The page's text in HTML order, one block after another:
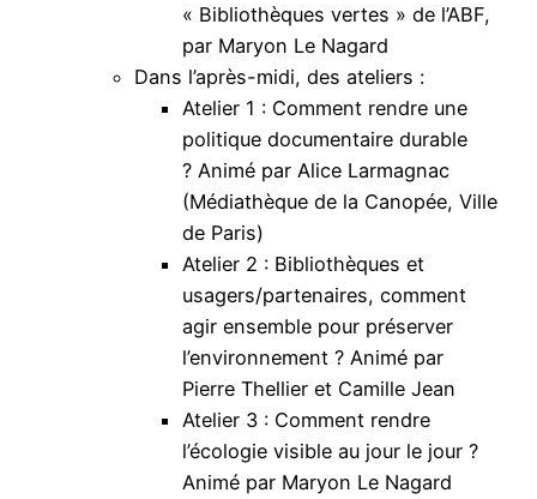
« Bibliothèques vertes » de l’ABF,
par Maryon Le Nagard
Dans l’après-midi, des ateliers :
Atelier 1 : Comment rendre une
politique documentaire durable
? Animé par Alice Larmagnac
(Médiathèque de la Canopée, Ville
de Paris)
Atelier 2 : Bibliothèques et
usagers/partenaires, comment
agir ensemble pour préserver
l’environnement ? Animé par
Pierre Thellier et Camille Jean
Atelier 3 : Comment rendre
l’écologie visible au jour le jour ?
Animé par Maryon Le Nagard